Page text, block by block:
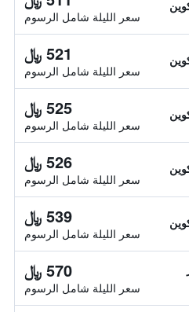
سعر الليلة شامل الرسوم
521 ﷼
سعر الليلة شامل الرسوم
525 ﷼
سعر الليلة شامل الرسوم
526 ﷼
سعر الليلة شامل الرسوم
539 ﷼
سعر الليلة شامل الرسوم
570 ﷼
سعر الليلة شامل الرسوم